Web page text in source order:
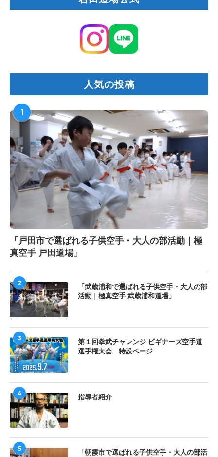
人気の投稿
1
「戸田市で選ばれる子供空手・大人の部活動｜極
真空手 戸田道場」
2
「武蔵浦和で選ばれる子供空手・大人の部
活動｜極真空手 武蔵浦和道場」
3
第１回拳武チャレンジ ビギナーズ空手道
選手権大会 特設ページ
4
指導者紹介
5
「朝霞市で選ばれる子供空手・大人の部活